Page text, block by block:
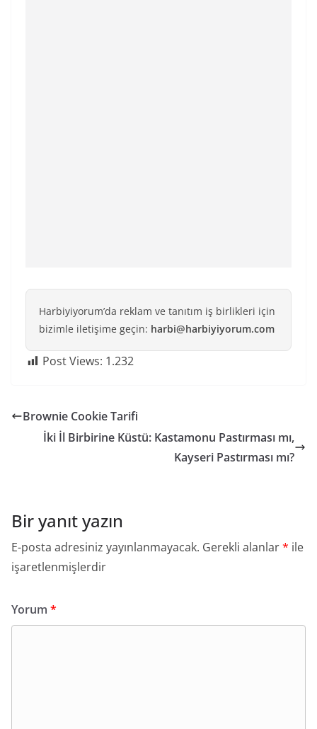
Harbiyiyorum’da reklam ve tanıtım iş birlikleri için
bizimle iletişime geçin: harbi@harbiyiyorum.com
Post Views: 1.232
Brownie Cookie Tarifi
İki İl Birbirine Küstü: Kastamonu Pastırması mı,
Kayseri Pastırması mı?
Bir yanıt yazın
E-posta adresiniz yayınlanmayacak. Gerekli alanlar* ile
işaretlenmişlerdir
Yorum *